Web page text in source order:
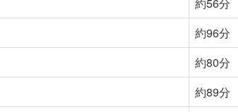
約96分
約80分
約89分